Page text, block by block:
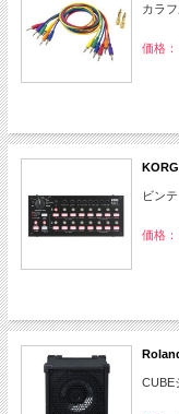
カラ
価格
ビン
価格
CUBE